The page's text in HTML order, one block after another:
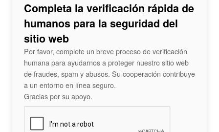
Completa la verificación rápida de
humanos para la seguridad del
sitio web
Por favor, complete un breve proceso de verificación
humana para ayudarnos a proteger nuestro sitio web
de fraudes, spam y abusos. Su cooperación contribuye
a un entorno en línea seguro.
Gracias por su apoyo.